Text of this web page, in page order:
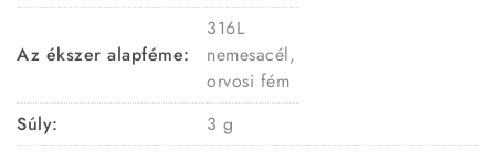
Az ékszer alapféme:
316L
nemesacél,
orvosi fém
Súly:
3 g